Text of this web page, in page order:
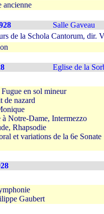
ancienne
Salle Gaveau
de la Schola Cantorum, dir.
Eglise de la
en sol mineur
de nazard
Notre-Dame, Intermezzo
Rhapsodie
et variations de la 6e Sonate
Gaubert